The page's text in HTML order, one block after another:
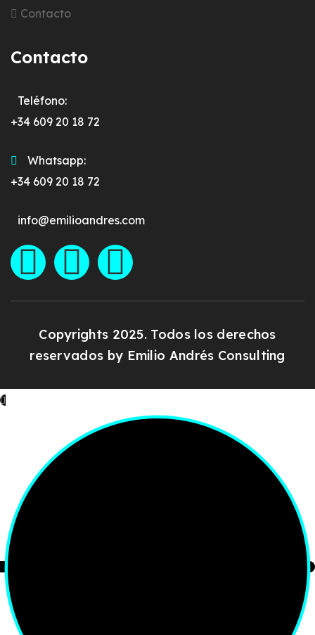
Contacto
Contacto
Teléfono:
+34 609 20 18 72
Whatsapp:
+34 609 20 18 72
info@emilioandres.com
Copyrights 2025. Todos los derechos
reservados by Emilio Andrés Consulting